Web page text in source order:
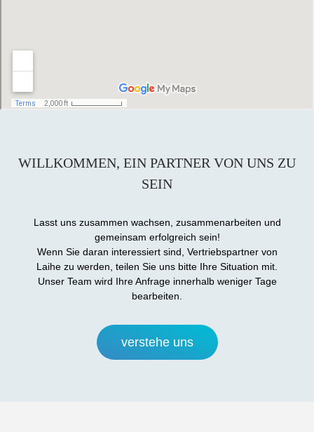
WILLKOMMEN, EIN PARTNER VON UNS ZU
SEIN
Lasst uns zusammen wachsen, zusammenarbeiten und
gemeinsam erfolgreich sein!
Wenn Sie daran interessiert sind, Vertriebspartner von
Laihe zu werden, teilen Sie uns bitte Ihre Situation mit.
Unser Team wird Ihre Anfrage innerhalb weniger Tage
bearbeiten.
verstehe uns